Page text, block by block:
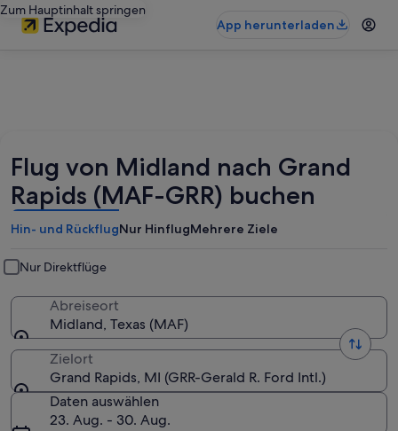
Zum Hauptinhalt springen
App herunterladen
Flug von Midland nach Grand
Rapids (MAF-GRR) buchen
Hin- und RückflugNur HinflugMehrere Ziele
Nur Direktflüge
Abreiseort
Midland, Texas (MAF)
Zielort
Grand Rapids, MI (GRR-Gerald R. Ford Intl.)
Daten auswählen
23. Aug. - 30. Aug.